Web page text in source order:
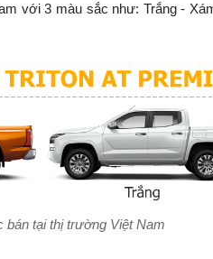
với 3 màu sắc như: Trắng -
bán tại thị trường Việt Nam